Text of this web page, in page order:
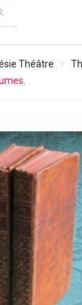
Théâtre